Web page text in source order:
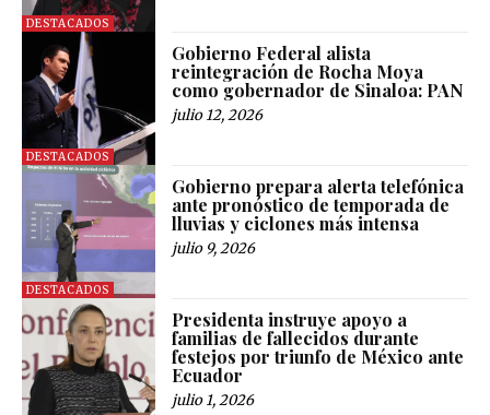
DESTACADOS
DESTACADOS
Gobierno Federal alista
reintegración de Rocha Moya
como gobernador de Sinaloa: PAN
julio 12, 2026
DESTACADOS
Gobierno prepara alerta telefónica
ante pronóstico de temporada de
lluvias y ciclones más intensa
julio 9, 2026
Presidenta instruye apoyo a
familias de fallecidos durante
festejos por triunfo de México ante
Ecuador
julio 1, 2026